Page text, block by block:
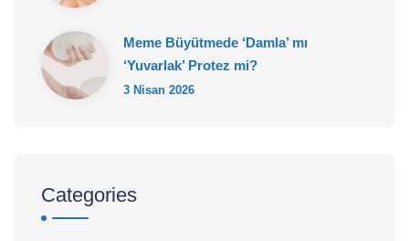
Meme Büyütmede ‘Damla’ mı
‘Yuvarlak’ Protez mi?
3 Nisan 2026
Categories